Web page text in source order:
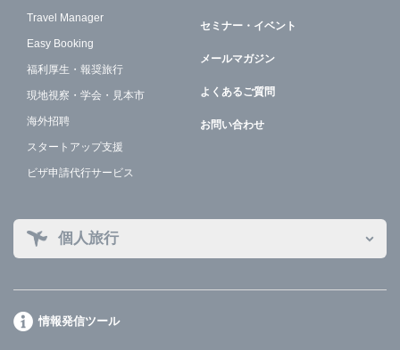
Travel Manager
Easy Booking
福利厚生・報奨旅行
現地視察・学会・見本市
海外招聘
スタートアップ支援
ビザ申請代行サービス
セミナー・イベント
メールマガジン
よくあるご質問
お問い合わせ
個人旅行
情報発信ツール